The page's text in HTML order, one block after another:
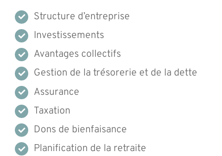
Structure d’entreprise
Investissements
Avantages collectifs
Gestion de la trésorerie et de la dette
Assurance
Taxation
Dons de bienfaisance
Planification de la retraite